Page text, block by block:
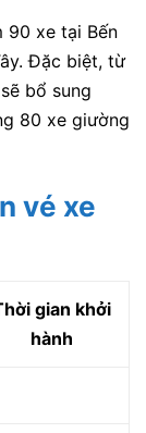
90 xe tại Bến
Đặc biệt, từ
bổ sung
80 xe giường
vé xe
gian khởi
hành